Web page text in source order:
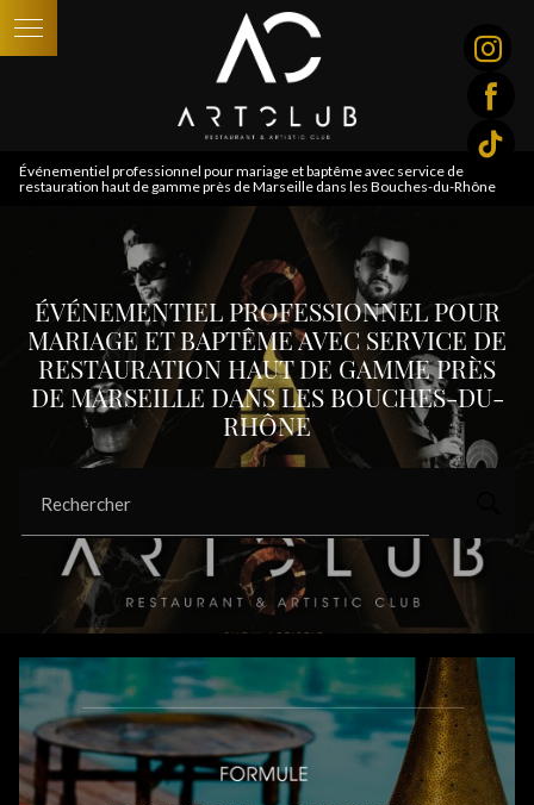
Événementiel professionnel pour mariage et baptême avec service de
restauration haut de gamme près de Marseille dans les Bouches-du-Rhône
ÉVÉNEMENTIEL PROFESSIONNEL POUR
MARIAGE ET BAPTÊME AVEC SERVICE DE
RESTAURATION HAUT DE GAMME PRÈS
DE MARSEILLE DANS LES BOUCHES-DU-
RHÔNE
Rechercher
Panneau de gestion des cookies